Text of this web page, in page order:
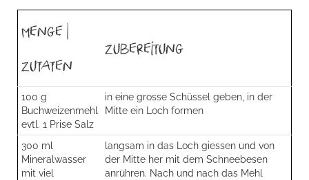
Menge |
Zutaten
Zubereitung
100 g
Buchweizenmehl
evtl. 1 Prise Salz
in eine grosse Schüssel geben, in der
Mitte ein Loch formen
300 ml
Mineralwasser
mit viel
langsam in das Loch giessen und von
der Mitte her mit dem Schneebesen
anrühren. Nach und nach das Mehl